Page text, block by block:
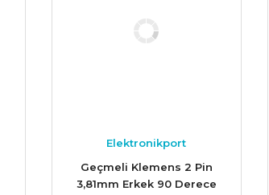
Elektronikport
Geçmeli Klemens 2 Pin
3,81mm Erkek 90 Derece